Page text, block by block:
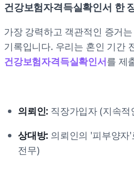
건강보험자격득실확인서 한
가장 강력하고 객관적인 증거
기록입니다. 우리는 혼인 기간
건강보험자격득실확인서를 제
의뢰인: 직장가입자 (지속적
상대방: 의뢰인의 '피부양자
전무)